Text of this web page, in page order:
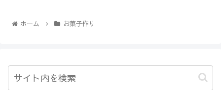
ホーム お菓子作り